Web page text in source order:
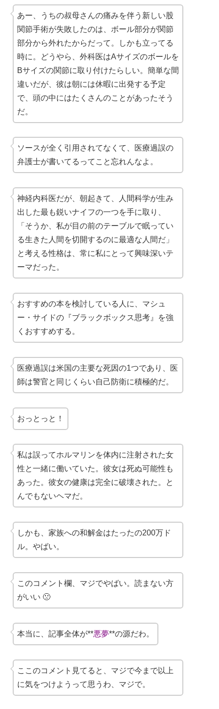
あー、うちの叔母さんの痛みを伴う新しい股
関節手術が失敗したのは、ボール部分が関節
部分から外れたからだって。しかも立ってる
時に。どうやら、外科医はAサイズのボールを
Bサイズの関節に取り付けたらしい。簡単な間
違いだが、彼は朝には休暇に出発する予定
で、頭の中にはたくさんのことがあったそう
だ。
ソースが全く引用されてなくて、医療過誤の
弁護士が書いてるってこと忘れんなよ。
神経内科医だが、朝起きて、人間科学が生み
出した最も鋭いナイフの一つを手に取り、
「そうか、私が目の前のテーブルで眠ってい
る生きた人間を切開するのに最適な人間だ」
と考える性格は、常に私にとって興味深いテ
ーマだった。
おすすめの本を検討している人に、マシュ
ー・サイドの『ブラックボックス思考』を強
くおすすめする。
医療過誤は米国の主要な死因の1つであり、医
師は警官と同じくらい自己防衛に積極的だ。
おっとっと！
私は誤ってホルマリンを体内に注射された女
性と一緒に働いていた。彼女は死ぬ可能性も
あった。彼女の健康は完全に破壊された。と
んでもないヘマだ。
しかも、家族への和解金はたったの200万ド
ル。やばい。
このコメント欄、マジでやばい。読まない方
がいい 🙁
本当に、記事全体が**悪夢**の源だわ。
ここのコメント見てると、マジで今まで以上
に気をつけようって思うわ、マジで。